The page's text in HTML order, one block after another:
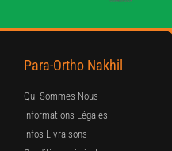
Para-Ortho Nakhil
Qui Sommes Nous
Informations Légales
Infos Livraisons